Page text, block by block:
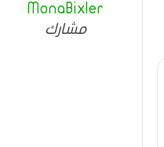
MonaBixler
مشارك